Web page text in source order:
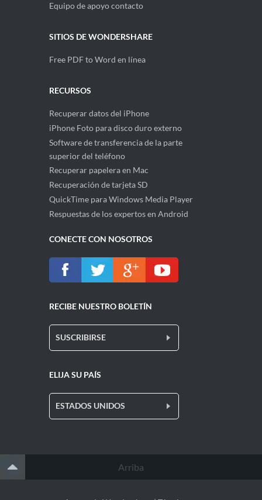
Equipo de apoyo contacto
SITIOS DE WONDERSHARE
Free PDF to Word en línea
RECURSOS
Recuperar datos del iPhone
iPhone Foto para disco duro externo
Software de transferencia de la parte
superior del teléfono
Recuperar papelera en Mac
Recuperación de tarjeta SD
QuickTime para Windows Media Player
Respuestas de los expertos en Android
CONECTE CON NOSOTROS
RECIBE NUESTRO BOLETÍN
SUSCRIBIRSE
ELIJA SU PAÍS
ESTADOS UNIDOS
Arriba